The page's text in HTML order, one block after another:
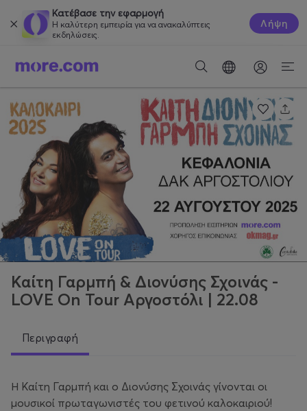
Κατέβασε την εφαρμογή
Η καλύτερη εμπειρία για να ανακαλύπτεις
εκδηλώσεις.
Λήψη
Καίτη Γαρμπή & Διονύσης Σχοινάς -
LOVE On Tour Αργοστόλι | 22.08
Περιγραφή
Η Καίτη Γαρμπή και ο Διονύσης Σχοινάς γίνονται οι
μουσικοί πρωταγωνιστές του φετινού καλοκαιριού!